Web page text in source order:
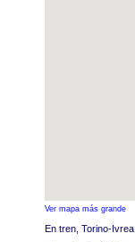
Ver mapa más grande
En tren, Torino-Ivrea.